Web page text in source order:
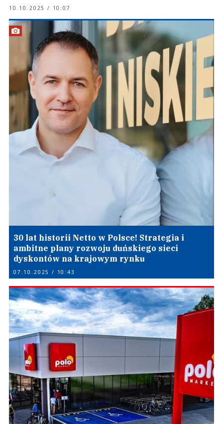
10.10.2025 / 10:07
30 lat historii Netto w Polsce! Strategia i
ambitne plany rozwoju duńskiego sieci
dyskontów na krajowym rynku
07.10.2025 / 10:43